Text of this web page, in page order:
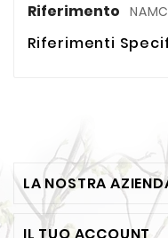
Riferimento
Riferimenti
LA NOSTRA